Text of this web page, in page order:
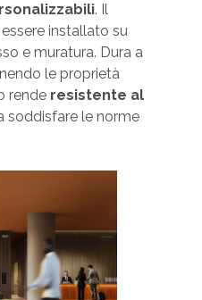
. Il
installato su
e muratura. Dura a
le proprietà
rende resistente al
soddisfare le norme